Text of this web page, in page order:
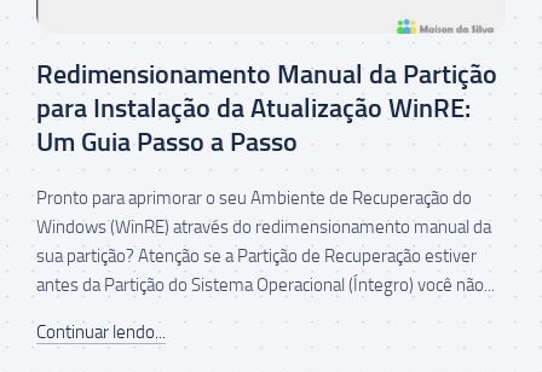
Redimensionamento Manual da Partição
para Instalação da Atualização WinRE:
Um Guia Passo a Passo
Pronto para aprimorar o seu Ambiente de Recuperação do
Windows (WinRE) através do redimensionamento manual da
sua partição? Atenção se a Partição de Recuperação estiver
antes da Partição do Sistema Operacional (Íntegro) você não...
Continuar lendo...